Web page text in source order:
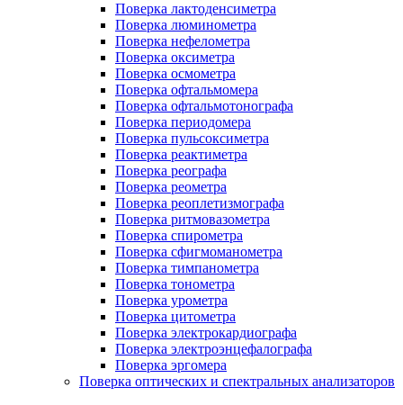
Поверка лактоденсиметра
Поверка люминометра
Поверка нефелометра
Поверка оксиметра
Поверка осмометра
Поверка офтальмомера
Поверка офтальмотонографа
Поверка периодомера
Поверка пульсоксиметра
Поверка реактиметра
Поверка реографа
Поверка реометра
Поверка реоплетизмографа
Поверка ритмовазометра
Поверка спирометра
Поверка сфигмоманометра
Поверка тимпанометра
Поверка тонометра
Поверка урометра
Поверка цитометра
Поверка электрокардиографа
Поверка электроэнцефалографа
Поверка эргомера
Поверка оптических и спектральных анализаторов